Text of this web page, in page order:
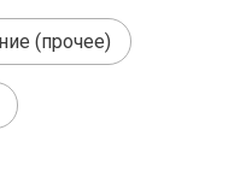
(прочее)